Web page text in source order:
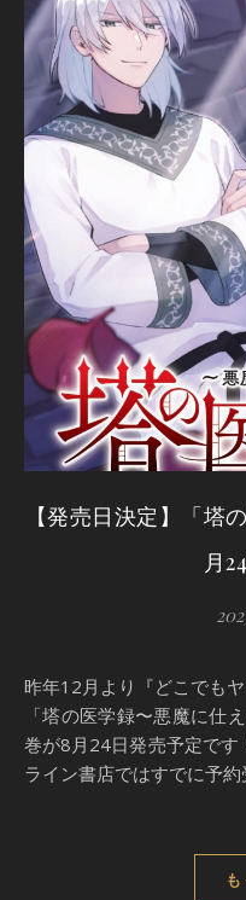
【発売日決定】「塔
月
昨年12月より『どこでもヤングチャンピオン』にて連載中の
「塔の医学録〜悪魔に仕
巻が8月24日発売予定です
ライン書店ではすでに予